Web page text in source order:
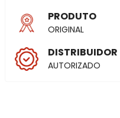
PRODUTO
ORIGINAL
DISTRIBUIDOR
AUTORIZADO